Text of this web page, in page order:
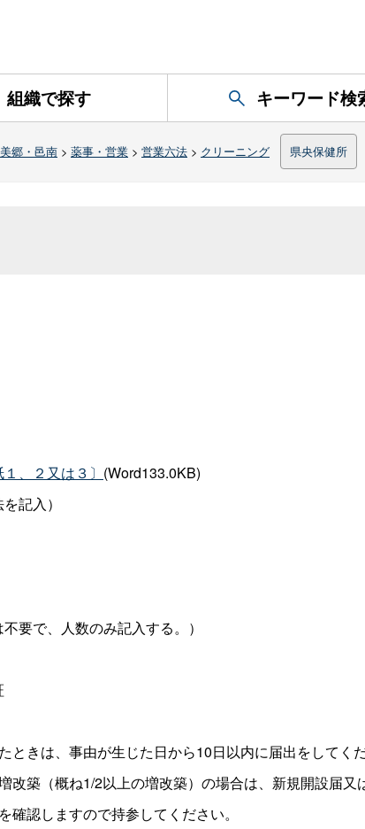
組織で探す キーワード検
郷・邑南 > 薬事・営業 > 営業六法 > クリーニング 県央保健所
、２又は３〕 (Word133.0KB)
記入）
要で、人数のみ記入する。）
きは、事由が生じた日から10日以内に届出をしてく
築（概ね1/2以上の増改築）の場合は、新規開設届
認しますので持参してください。